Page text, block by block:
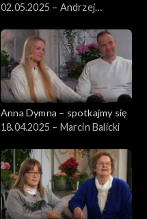
02.05.2025 – Andrzej
Anna Dymna – spotkajmy się
18.04.2025 – Marcin Balicki